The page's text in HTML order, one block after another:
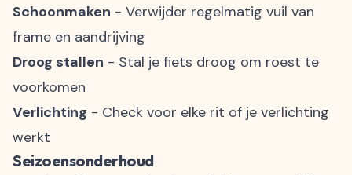
Schoonmaken - Verwijder regelmatig vuil van
frame en aandrijving
Droog stallen - Stal je fiets droog om roest te
voorkomen
Verlichting - Check voor elke rit of je verlichting
werkt
Seizoensonderhoud